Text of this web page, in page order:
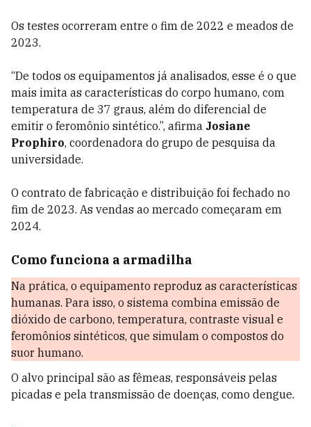
Os testes ocorreram entre o fim de 2022 e meados de
2023.
“De todos os equipamentos já analisados, esse é o que
mais imita as características do corpo humano, com
temperatura de 37 graus, além do diferencial de
emitir o feromônio sintético.”, afirma Josiane
Prophiro, coordenadora do grupo de pesquisa da
universidade.
O contrato de fabricação e distribuição foi fechado no
fim de 2023. As vendas ao mercado começaram em
2024.
Como funciona a armadilha
Na prática, o equipamento reproduz as características
humanas. Para isso, o sistema combina emissão de
dióxido de carbono, temperatura, contraste visual e
feromônios sintéticos, que simulam o compostos do
suor humano.
O alvo principal são as fêmeas, responsáveis pelas
picadas e pela transmissão de doenças, como dengue.